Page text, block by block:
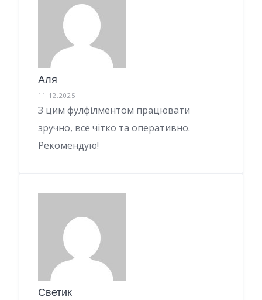
Аля
11.12.2025
З цим фулфілментом працювати
зручно, все чітко та оперативно.
Рекомендую!
Светик